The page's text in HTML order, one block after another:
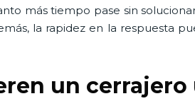
más tiempo pase sin
la rapidez en la respuesta
un cerrajero